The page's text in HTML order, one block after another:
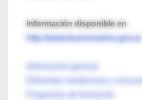
Información disponible en
http://www.buenosaires.gov.ar
Información general
Programas de formación